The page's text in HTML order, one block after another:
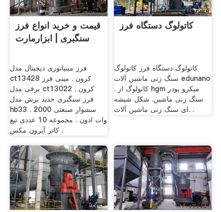
قیمت و خرید انواع فرز
سنگبری | ابزارمارت
فرز مینیاتوری دیجیتال مدل
ct13428 کرون . مینی فرز
برقی مدل ct13022 کرون .
فرز سنگبری حدید برش مدل
hb33 . سشوار صنعتی 2000
وات ادون . مجموعه 10 عددی تیغ
کاتر آیرون مکس .
کاتولوگ دستگاه فرز
کاتولوگ دستگاه فرز کاتولوگ
سنگ زنی ماشین آلات edunano
. کاتولوگ از hgm میکرو پودر
سنگ زنی ماشین. شکل شیشه
ای سنگ زنی ماشین آلات. .